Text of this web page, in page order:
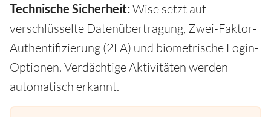
Technische Sicherheit: Wise setzt auf
verschlüsselte Datenübertragung, Zwei-Faktor-
Authentifizierung (2FA) und biometrische Login-
Optionen. Verdächtige Aktivitäten werden
automatisch erkannt.